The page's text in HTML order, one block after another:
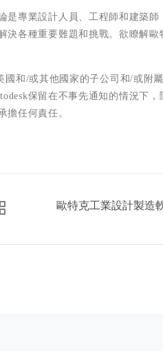
專業設計人員、工程師和建築
各種重要難題和挑戰。欲瞭解
國和 /或其他國家的子公司和/或附
保留在不事先通知的情況下，
擔任何責任。
歐特克工業設計製造